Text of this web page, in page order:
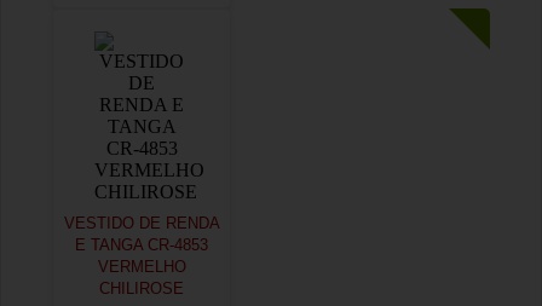
VESTIDO DE RENDA
E TANGA CR-4853
VERMELHO
CHILIROSE